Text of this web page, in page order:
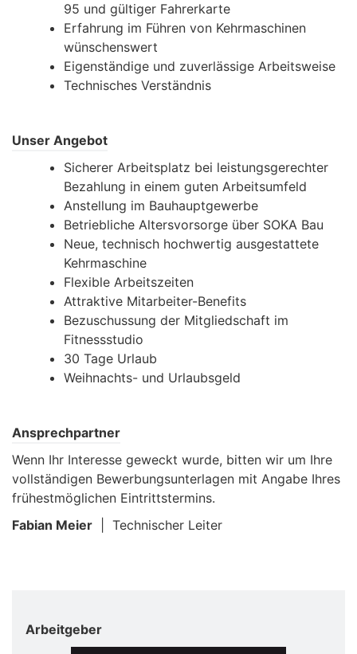
95 und gültiger Fahrerkarte
Erfahrung im Führen von Kehrmaschinen
wünschenswert
Eigenständige und zuverlässige Arbeitsweise
Technisches Verständnis
Unser Angebot
Sicherer Arbeitsplatz bei leistungsgerechter
Bezahlung in einem guten Arbeitsumfeld
Anstellung im Bauhauptgewerbe
Betriebliche Altersvorsorge über SOKA Bau
Neue, technisch hochwertig ausgestattete
Kehrmaschine
Flexible Arbeitszeiten
Attraktive Mitarbeiter-Benefits
Bezuschussung der Mitgliedschaft im
Fitnessstudio
30 Tage Urlaub
Weihnachts- und Urlaubsgeld
Ansprechpartner
Wenn Ihr Interesse geweckt wurde, bitten wir um Ihre
vollständigen Bewerbungsunterlagen mit Angabe Ihres
frühestmöglichen Eintrittstermins.
Fabian Meier | Technischer Leiter
Arbeitgeber